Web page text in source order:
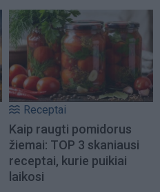
Receptai
Kaip raugti pomidorus
žiemai: TOP 3 skaniausi
receptai, kurie puikiai
laikosi